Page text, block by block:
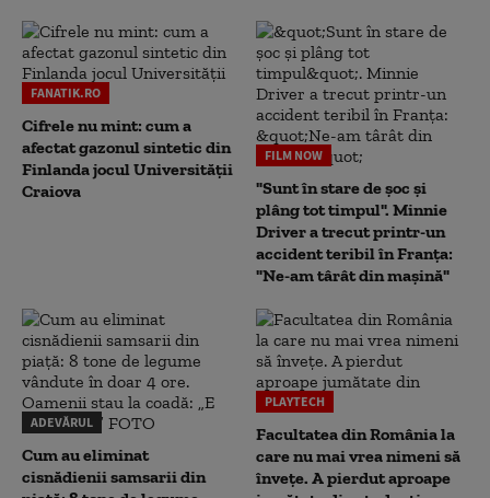
FANATIK.RO
Cifrele nu mint: cum a
afectat gazonul sintetic din
Finlanda jocul Universității
Craiova
FILM NOW
"Sunt în stare de șoc și
plâng tot timpul". Minnie
Driver a trecut printr-un
accident teribil în Franța:
"Ne-am târât din mașină"
ADEVĂRUL
Cum au eliminat
cisnădienii samsarii din
PLAYTECH
Facultatea din România la
care nu mai vrea nimeni să
înveţe. A pierdut aproape